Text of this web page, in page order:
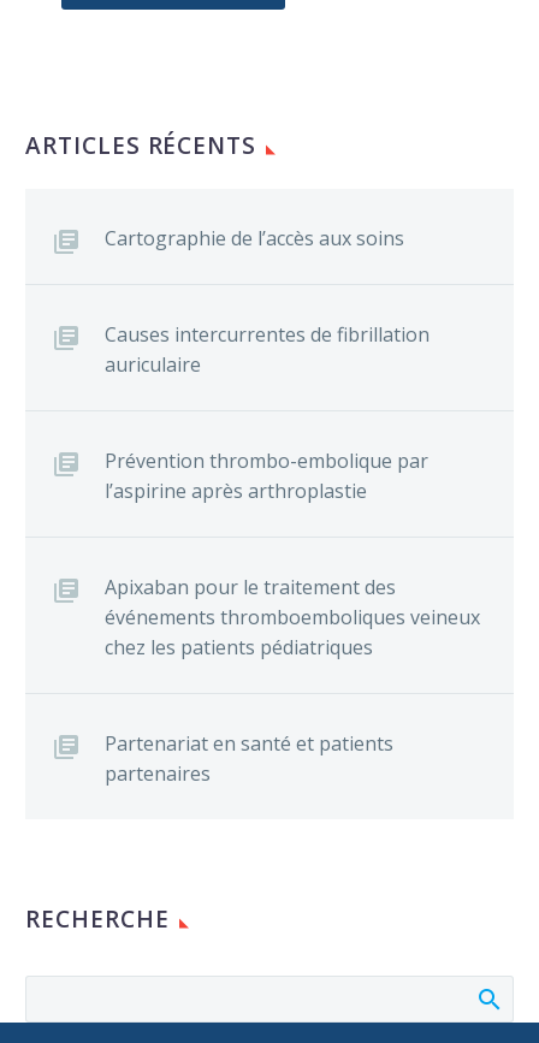
ARTICLES RÉCENTS
Cartographie de l’accès aux soins
Causes intercurrentes de fibrillation
auriculaire
Prévention thrombo-embolique par
l’aspirine après arthroplastie
Apixaban pour le traitement des
événements thromboemboliques veineux
chez les patients pédiatriques
Partenariat en santé et patients
partenaires
RECHERCHE